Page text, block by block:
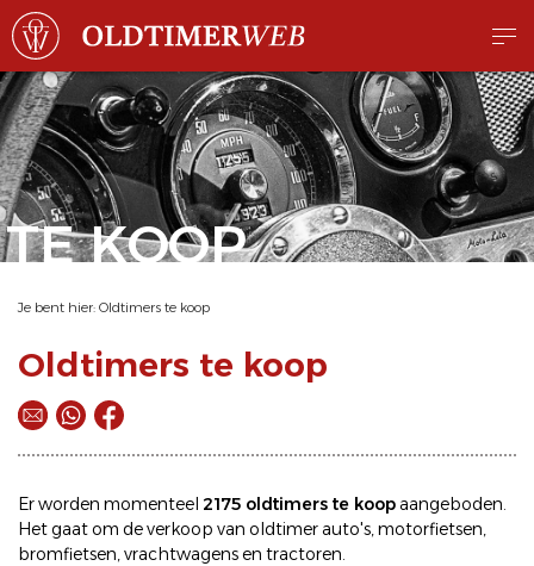
TE KOOP
Je bent hier: Oldtimers te koop
Oldtimers te koop
Er worden momenteel 2175 oldtimers te koopaangeboden.
Het gaat om deverkoop van oldtimerauto's,motorfietsen,
bromfietsen,vrachtwagens en tractoren.